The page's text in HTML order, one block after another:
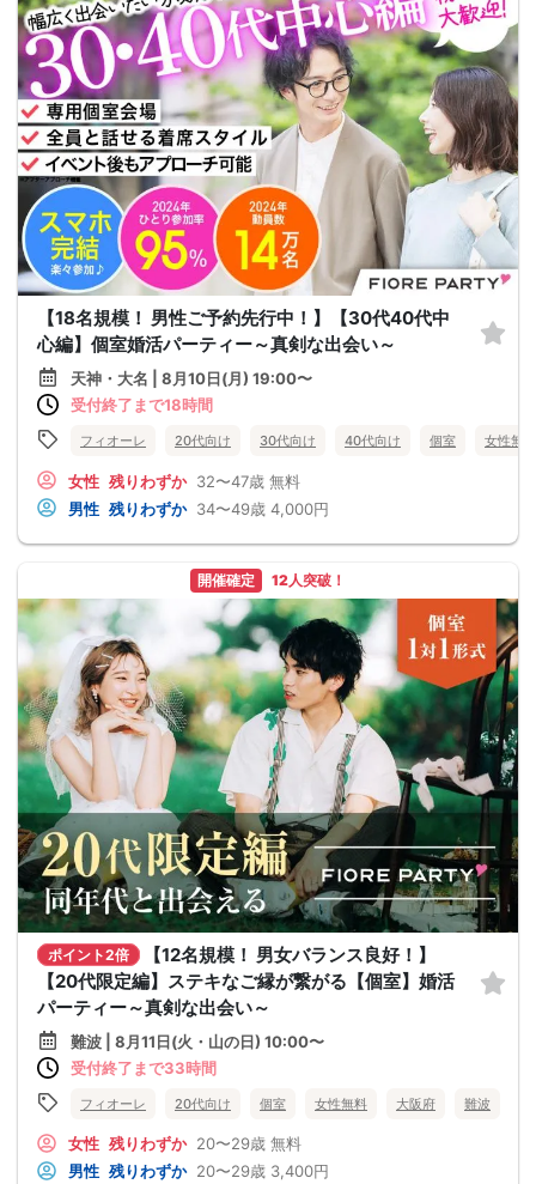
【18名規模！ 男性ご予約先行中！】【30代40代中
心編】個室婚活パーティー～真剣な出会い～
天神・大名 | 8月10日(月) 19:00〜
受付終了まで18時間
フィオーレ 20代向け 30代向け 40代向け 個室 女性無料
女性 残りわずか 32〜47歳 無料
男性 残りわずか 34〜49歳 4,000円
開催確定 12人突破！
ポイント2倍
【12名規模！ 男女バランス良好！】
【20代限定編】ステキなご縁が繋がる【個室】婚活
パーティー～真剣な出会い～
難波 | 8月11日(火・山の日) 10:00〜
受付終了まで33時間
フィオーレ 20代向け 個室 女性無料 大阪府 難波
女性 残りわずか 20〜29歳 無料
男性 残りわずか 20〜29歳 3,400円